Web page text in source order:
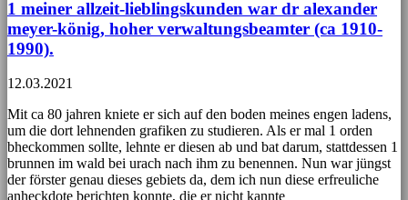
1 meiner allzeit-lieblingskunden war dr alexander
meyer-könig, hoher verwaltungsbeamter (ca 1910-
1990).
12.03.2021
Mit ca 80 jahren kniete er sich auf den boden meines engen ladens,
um die dort lehnenden grafiken zu studieren. Als er mal 1 orden
bheckommen sollte, lehnte er diesen ab und bat darum, stattdessen 1
brunnen im wald bei urach nach ihm zu benennen. Nun war jüngst
der förster genau dieses gebiets da, dem ich nun diese erfreuliche
anheckdote berichten konnte, die er nicht kannte